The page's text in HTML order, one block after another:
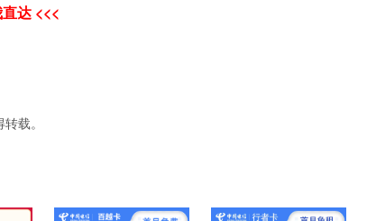
达 <<<
载。